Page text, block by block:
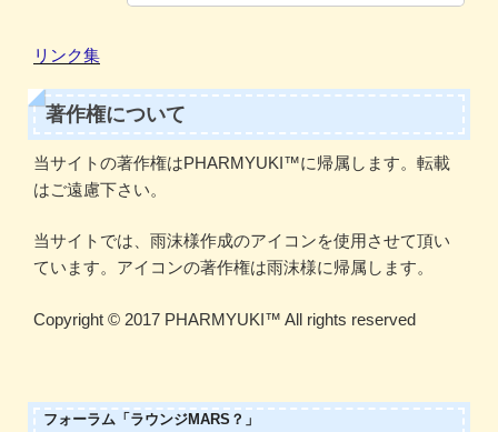
リンク集
著作権について
当サイトの著作権はPHARMYUKI™に帰属します。転載
はご遠慮下さい。
当サイトでは、雨沫様作成のアイコンを使用させて頂い
ています。アイコンの著作権は雨沫様に帰属します。
Copyright ©️ 2017 PHARMYUKI™️ All rights reserved
フォーラム「ラウンジMARS？」